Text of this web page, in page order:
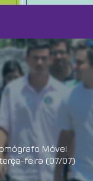
Móvel
feira (07/07)